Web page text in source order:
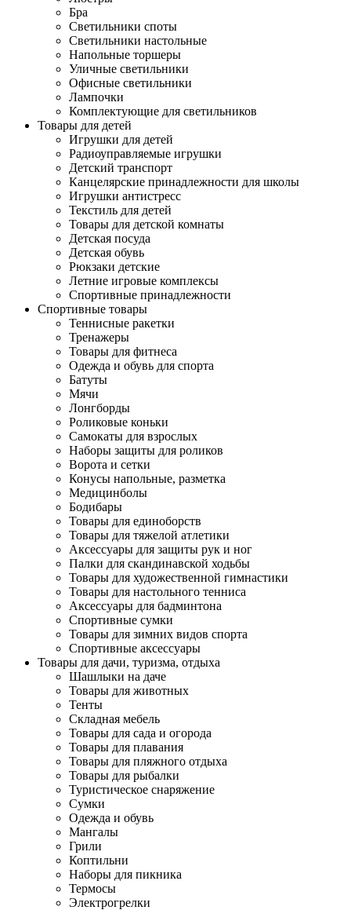
Бра
Светильники споты
Светильники настольные
Напольные торшеры
Уличные светильники
Офисные светильники
Лампочки
Комплектующие для светильников
Товары для детей
Игрушки для детей
Радиоуправляемые игрушки
Детский транспорт
Канцелярские принадлежности для школы
Игрушки антистресс
Текстиль для детей
Товары для детской комнаты
Детская посуда
Детская обувь
Рюкзаки детские
Летние игровые комплексы
Спортивные принадлежности
Спортивные товары
Теннисные ракетки
Тренажеры
Товары для фитнеса
Одежда и обувь для спорта
Батуты
Мячи
Лонгборды
Роликовые коньки
Самокаты для взрослых
Наборы защиты для роликов
Ворота и сетки
Конусы напольные, разметка
Медицинболы
Бодибары
Товары для единоборств
Товары для тяжелой атлетики
Аксессуары для защиты рук и ног
Палки для скандинавской ходьбы
Товары для художественной гимнастики
Товары для настольного тенниса
Аксессуары для бадминтона
Спортивные сумки
Товары для зимних видов спорта
Спортивные аксессуары
Товары для дачи, туризма, отдыха
Шашлыки на даче
Товары для животных
Тенты
Складная мебель
Товары для сада и огорода
Товары для плавания
Товары для пляжного отдыха
Товары для рыбалки
Туристическое снаряжение
Сумки
Одежда и обувь
Мангалы
Грили
Коптильни
Наборы для пикника
Термосы
Электрогрелки